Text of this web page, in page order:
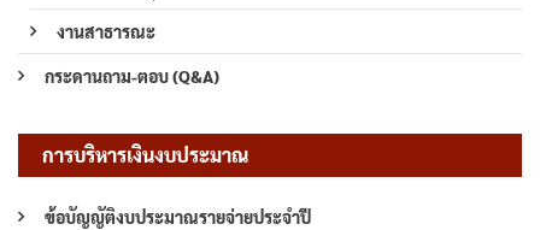
งานสาธารณะ
กระดานถาม-ตอบ (Q&A)
การบริหารเงินงบประมาณ
ข้อบัญญัติงบประมาณรายจ่ายประจำปี